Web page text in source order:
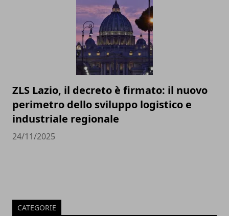
ZLS Lazio, il decreto è firmato: il nuovo
perimetro dello sviluppo logistico e
industriale regionale
24/11/2025
CATEGORIE